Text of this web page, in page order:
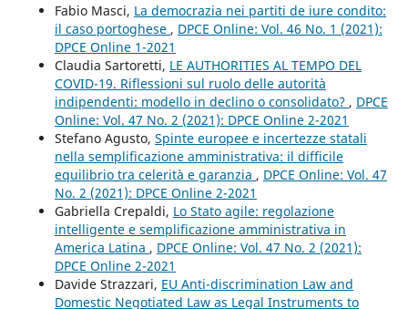
Fabio Masci, La democrazia nei partiti de iure condito:
il caso portoghese , DPCE Online: Vol. 46 No. 1 (2021):
DPCE Online 1-2021
Claudia Sartoretti, LE AUTHORITIES AL TEMPO DEL
COVID-19. Riflessioni sul ruolo delle autorità
indipendenti: modello in declino o consolidato? , DPCE
Online: Vol. 47 No. 2 (2021): DPCE Online 2-2021
Stefano Agusto, Spinte europee e incertezze statali
nella semplificazione amministrativa: il difficile
equilibrio tra celerità e garanzia , DPCE Online: Vol. 47
No. 2 (2021): DPCE Online 2-2021
Gabriella Crepaldi, Lo Stato agile: regolazione
intelligente e semplificazione amministrativa in
America Latina , DPCE Online: Vol. 47 No. 2 (2021):
DPCE Online 2-2021
Davide Strazzari, EU Anti-discrimination Law and
Domestic Negotiated Law as Legal Instruments to